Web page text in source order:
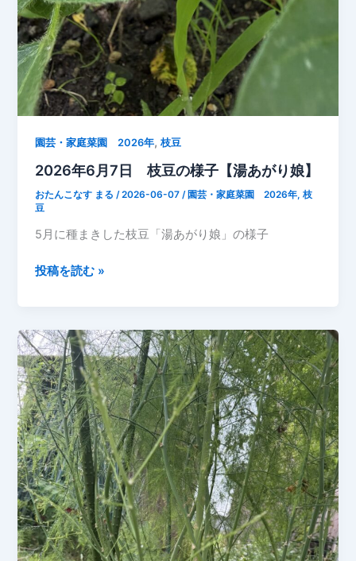
園芸・家庭菜園 2026年,枝豆
2026年6月7日 枝豆の様子【湯あがり娘】
おたんこなす まる/2026-06-07/ 園芸・家庭菜園 2026年,枝
豆
5月に種まきした枝豆「湯あがり娘」の様子
2026
月
7
日
枝
豆
の
様
子
【湯
あ
が
り
娘】
投稿を読む »